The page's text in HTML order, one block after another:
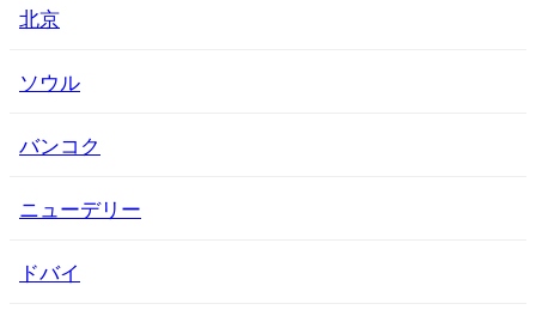
北京
ソウル
バンコク
ニューデリー
ドバイ